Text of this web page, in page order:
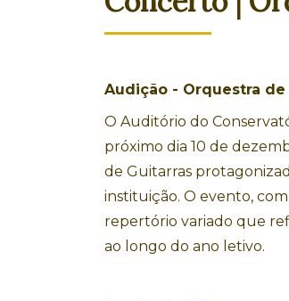
Audição - Orquestra de
O Auditório do
próximo dia 10 de
de Guitarras
instituição. O evento,
repertório variado que
ao longo do ano letivo.